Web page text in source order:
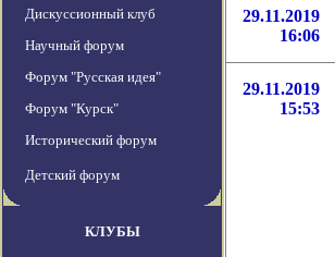
Дискуссионный клуб
Научный форум
Форум "Русская идея"
Форум "Курск"
Исторический форум
Детский форум
КЛУБЫ
29.11.2019
16:06
29.11.2019
15:53